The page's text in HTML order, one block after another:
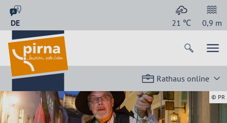
DE 21 ℃ 0,9 m
Rathaus online
© PR